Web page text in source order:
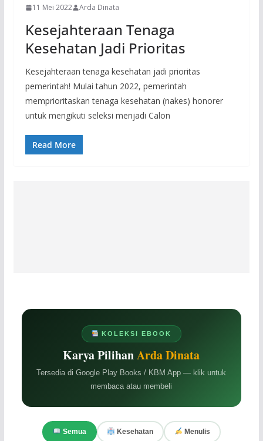
11 Mei 2022 Arda Dinata
Kesejahteraan Tenaga
Kesehatan Jadi Prioritas
Kesejahteraan tenaga kesehatan jadi prioritas
pemerintah! Mulai tahun 2022, pemerintah
memprioritaskan tenaga kesehatan (nakes) honorer
untuk mengikuti seleksi menjadi Calon
Read More
KOLEKSI EBOOK
Karya PilihanArda Dinata
Tersedia di Google Play Books / KBM App — klik untuk
membaca atau membeli
Semua Kesehatan Menulis